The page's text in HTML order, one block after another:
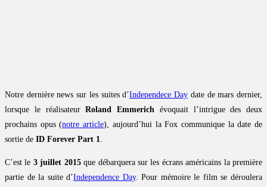
Notre dernière news sur les suites d’Independece Day date de mars dernier,
lorsque le réalisateurRoland Emmerich évoquait l’intrigue des deux
prochains opus (notre article), aujourd’hui la Fox communique la date de
sortie de ID Forever Part 1.
C’est le 3 juillet 2015que débarquera sur les écrans américains la première
partie de la suite d’Independence Day. Pour mémoire le film se déroulera